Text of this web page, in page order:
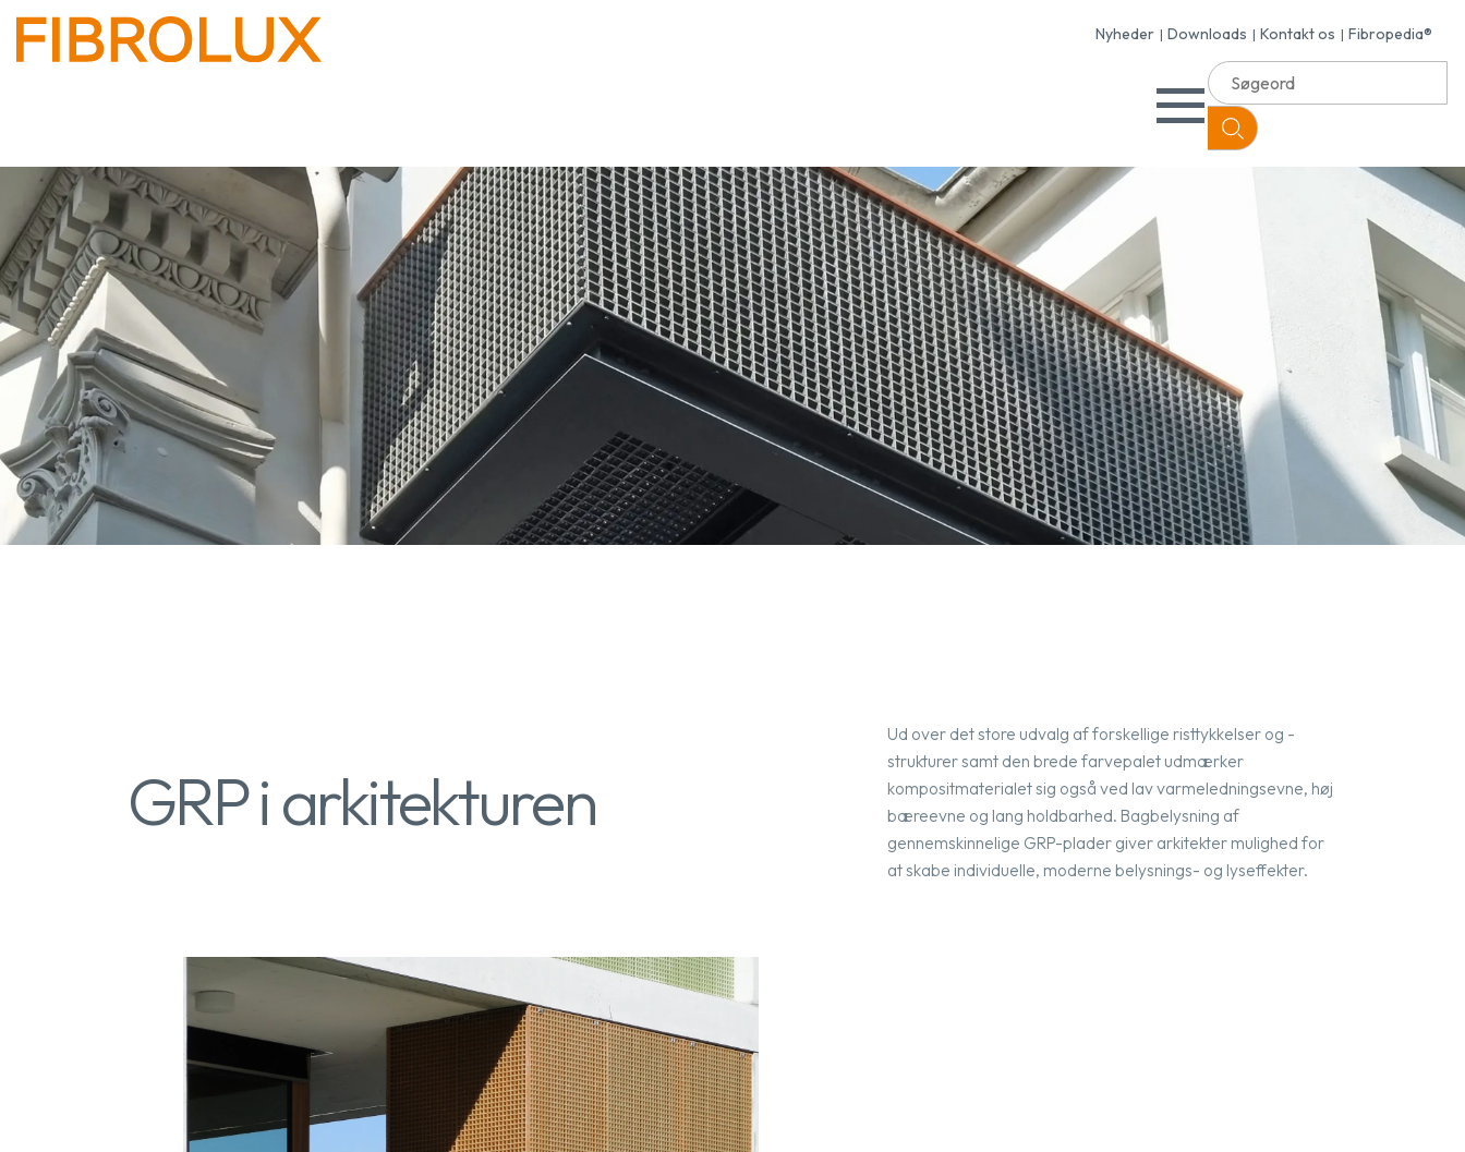
Nyheder Downloads Kontakt os Fibropedia®
GRP i arkitekturen
Ud over det store udvalg af forskellige risttykkelser og -
strukturer samt den brede farvepalet udmærker
kompositmaterialet sig også ved lav varmeledningsevne, høj
bæreevne og lang holdbarhed. Bagbelysning af
gennemskinnelige GRP-plader giver arkitekter mulighed for
at skabe individuelle, moderne belysnings- og lyseffekter.